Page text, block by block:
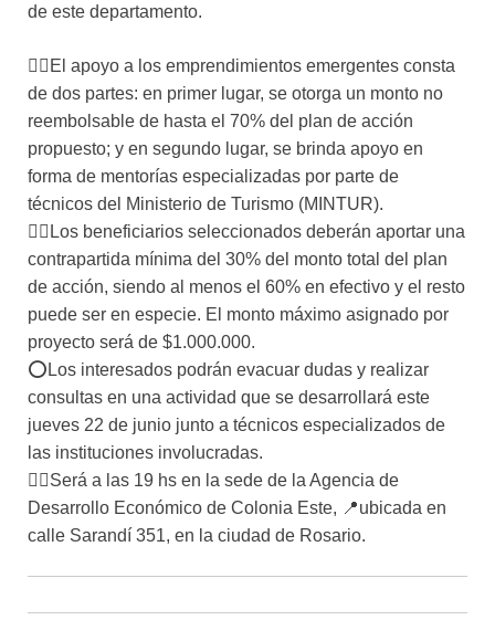
de este departamento.
👉🏻El apoyo a los emprendimientos emergentes consta
de dos partes: en primer lugar, se otorga un monto no
reembolsable de hasta el 70% del plan de acción
propuesto; y en segundo lugar, se brinda apoyo en
forma de mentorías especializadas por parte de
técnicos del Ministerio de Turismo (MINTUR).
👉🏻Los beneficiarios seleccionados deberán aportar una
contrapartida mínima del 30% del monto total del plan
de acción, siendo al menos el 60% en efectivo y el resto
puede ser en especie. El monto máximo asignado por
proyecto será de $1.000.000.
⭕Los interesados podrán evacuar dudas y realizar
consultas en una actividad que se desarrollará este
jueves 22 de junio junto a técnicos especializados de
las instituciones involucradas.
👉🏻Será a las 19 hs en la sede de la Agencia de
Desarrollo Económico de Colonia Este, 📍ubicada en
calle Sarandí 351, en la ciudad de Rosario.